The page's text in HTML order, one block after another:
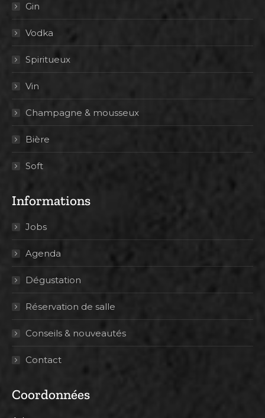
Gin
Vodka
Spiritueux
Vin
Champagne & mousseux
Bière
Soft
Informations
Jobs
Agenda
Dégustation
Réservation de salle
Conseils & nouveautés
Contact
Coordonnées